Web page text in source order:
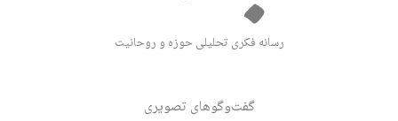
رسانه فکری تحلیلی حوزه و روحانیت
گفت‌وگوهای تصویری